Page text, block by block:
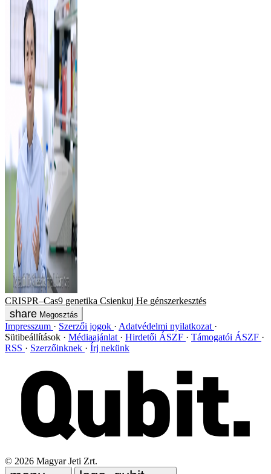
CRISPR–Cas9 genetika Csienkuj He génszerkesztés
Megosztás
Impresszum Szerzői jogok
Adatvédelmi nyilatkozat
Sütibeállítások
Médiaajánlat Hirdetői ÁSZF
Támogatói ÁSZF
RSS
Szerzőinknek Írj nekünk
© 2026 Magyar Jeti Zrt.